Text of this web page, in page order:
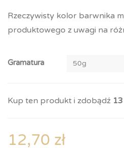
Rzeczywisty kolor barwnika
produktowego z uwagi na
Gramatura
Kup ten produkt i zdobądź 13
12,70 zł